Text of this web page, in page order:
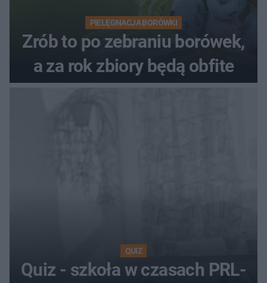
PIELĘGNACJA BORÓWKI
Zrób to po zebraniu borówek,
a za rok zbiory będą obfite
QUIZ
Quiz - szkoła w czasach PRL-